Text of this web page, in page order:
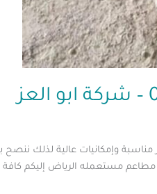
وإمكانيات عالية لذلك ننصح
مستعمله الرياض إليكم كافة